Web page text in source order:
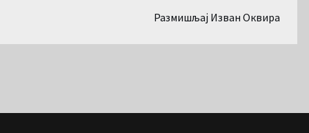
Размишљај Изван Оквира